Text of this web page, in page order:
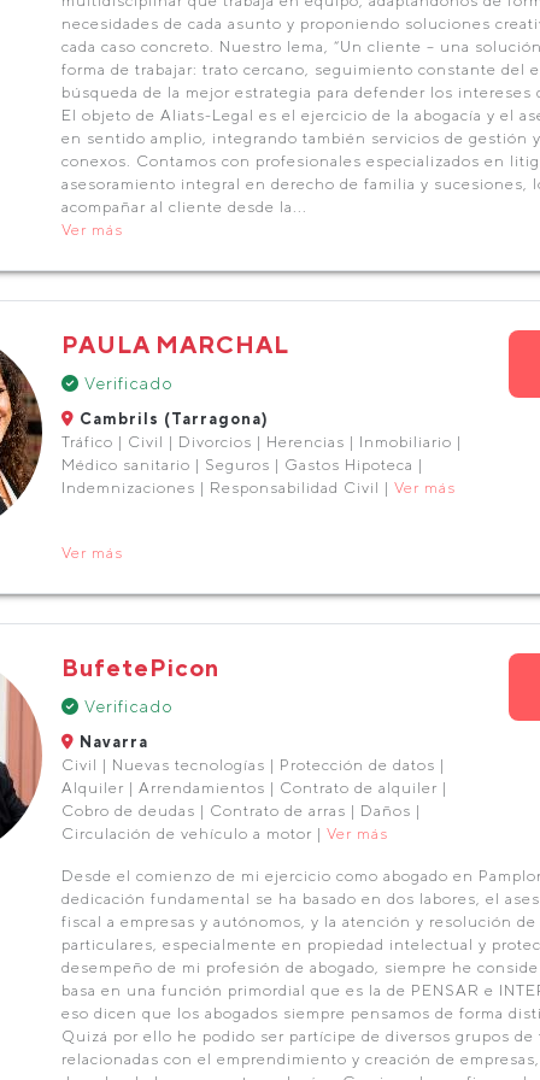
necesidades de cada asunto y proponiendo soluciones
cada caso concreto. Nuestro lema, “Un cliente – una
forma de trabajar: trato cercano, seguimiento constante del
búsqueda de la mejor estrategia para defender los
El objeto de Aliats-Legal es el ejercicio de la abogacía y el
en sentido amplio, integrando también servicios de gestión
conexos. Contamos con profesionales especializados en
asesoramiento integral en derecho de familia y sucesiones,
acompañar al cliente desde la...
Ver más
PAULA MARCHAL
Verificado
Cambrils (Tarragona)
Tráfico | Civil | Divorcios | Herencias | Inmobiliario |
Médico sanitario | Seguros | Gastos Hipoteca |
Indemnizaciones | Responsabilidad Civil | Ver más
Ver más
BufetePicon
Verificado
Navarra
Civil | Nuevas tecnologías | Protección de datos |
Alquiler | Arrendamientos | Contrato de alquiler |
Cobro de deudas | Contrato de arras | Daños |
Circulación de vehículo a motor | Ver más
Desde el comienzo de mi ejercicio como abogado en
dedicación fundamental se ha basado en dos labores, el
fiscal a empresas y autónomos, y la atención y resolución de
particulares, especialmente en propiedad intelectual y
desempeño de mi profesión de abogado, siempre he
basa en una función primordial que es la de PENSAR e
eso dicen que los abogados siempre pensamos de forma
Quizá por ello he podido ser partícipe de diversos grupos de
relacionadas con el emprendimiento y creación de